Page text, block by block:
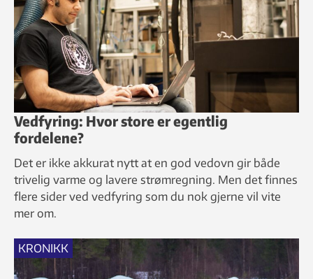
Vedfyring: Hvor store er egentlig
fordelene?
Det er ikke akkurat nytt at en god vedovn gir både
trivelig varme og lavere strømregning. Men det finnes
flere sider ved vedfyring som du nok gjerne vil vite
mer om.
KRONIKK